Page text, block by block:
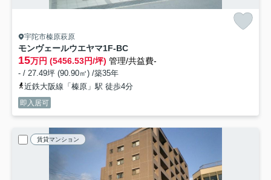
宇陀市榛原萩原
モンヴェールウエヤマ1F-BC
15万円 (5456.53円/坪) 管理/共益費-
- / 27.49坪 (90.90㎡) /築35年
近鉄大阪線「榛原」駅 徒歩4分
即入居可
賃貸マンション